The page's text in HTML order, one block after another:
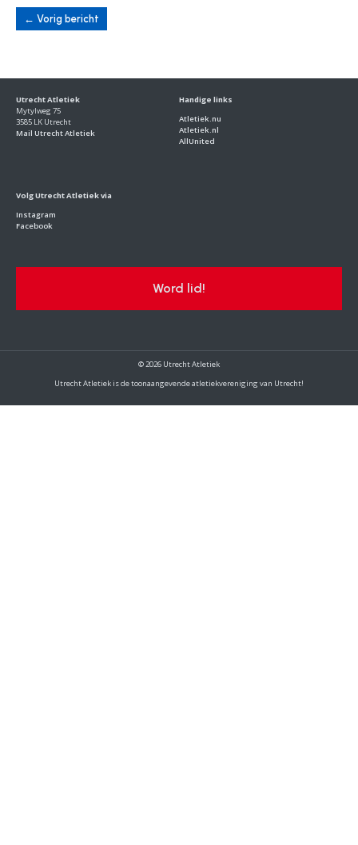
← Vorig bericht
Utrecht Atletiek
Mytylweg 75
3585 LK Utrecht
Mail Utrecht Atletiek
Handige links
Atletiek.nu
Atletiek.nl
AllUnited
Volg Utrecht Atletiek via
Instagram
Facebook
Word lid!
© 2026 Utrecht Atletiek
Utrecht Atletiek is de toonaangevende atletiekvereniging van Utrecht!